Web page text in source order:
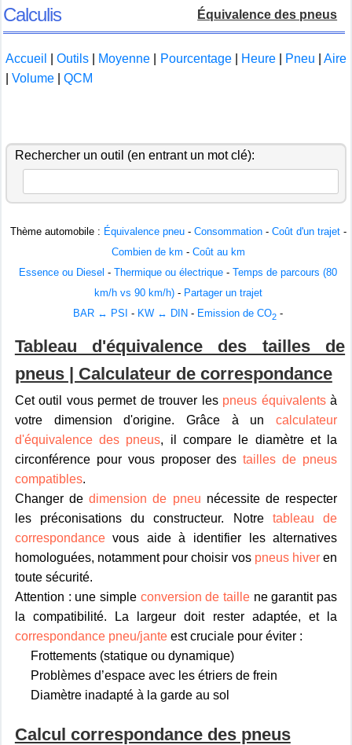
Calculis Équivalence des pneus
Accueil Outils Moyenne Pourcentage Heure Pneu
Aire
Volume QCM
Rechercher un outil (en entrant un mot clé):
Thème automobile : Équivalence pneu- Consommation- Coût d'un trajet-
Combien de km - Coût au km
Essence ou Diesel -Thermique ou électrique -Temps de parcours (80
km/h vs 90 km/h)- Partager un trajet
BAR ↔ PSI - KW ↔ DIN - Emission de CO2 -
Tableau d'équivalence des tailles de
pneus | Calculateur de correspondance
Cet outil vous permet de trouver les pneus équivalentsà
votre dimension d'origine. Grâce à uncalculateur
d'équivalence des pneus, il compare le diamètre et la
circonférence pour vous proposer destailles de pneus
compatibles.
Changer dedimension de pneu nécessite de respecter
les préconisations du constructeur. Notre tableau de
correspondancevous aide à identifier les alternatives
homologuées, notamment pour choisir vos pneus hiveren
toute sécurité.
Attention : une simple conversion de taille ne garantit pas
la compatibilité. La largeur doit rester adaptée, et la
correspondance pneu/janteest cruciale pour éviter :
Frottements (statique ou dynamique)
Problèmes d’espace avec les étriers de frein
Diamètre inadapté à la garde au sol
Calcul correspondance des pneus